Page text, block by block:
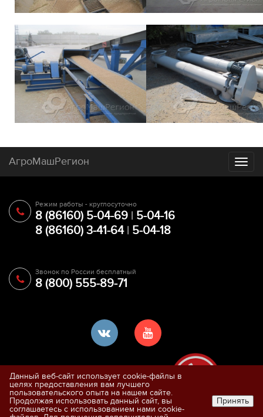
АгроМашРегион
Режим работы - круглосуточно
8 (86160) 5-04-69 | 5-04-16
8 (86160) 3-41-64| 5-04-18
Звонок по России бесплатный
8 (800) 555-89-71
Согласие на обработку ПД
Политика обработки
персональных данных
Данный веб-сайт использует cookie-файлы в
целях предоставления вам лучшего
пользовательского опыта на нашем сайте.
Продолжая использовать данный сайт, вы
соглашаетесь с использованием нами cookie-
Принять